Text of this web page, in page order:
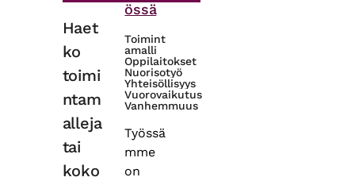
Haet
ko
toimi
ntam
alleja
tai
koko
össä
Toimint
amalli
Oppilaitokset
Nuorisotyö
Yhteisöllisyys
Vuorovaikutus
Vanhemmuus
Työssä
mme
on